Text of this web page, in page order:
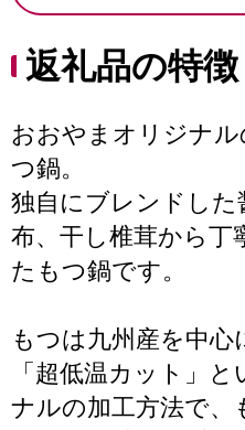
返礼品の特徴
おおやまオリジナ
つ鍋。
独自にブレンドした
布、干し椎茸から丁
たもつ鍋です。
もつは九州産を中心
「超低温カット」
ナルの加工方法で、